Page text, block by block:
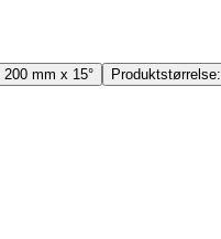
200 mm x 15° Produktstørrelse: